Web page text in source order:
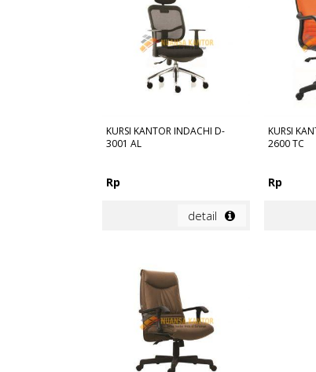
KURSI KANTOR INDACHI D-
3001 AL
Rp
detail
KURSI
2600 TC
Rp